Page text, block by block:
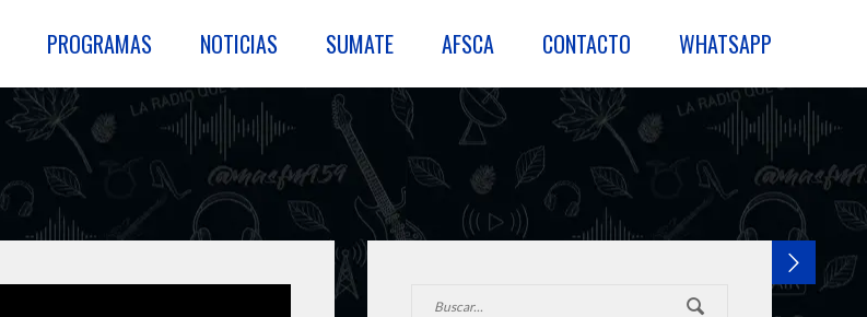
PROGRAMAS NOTICIAS SUMATE AFSCA CONTACTO WHATSAPP